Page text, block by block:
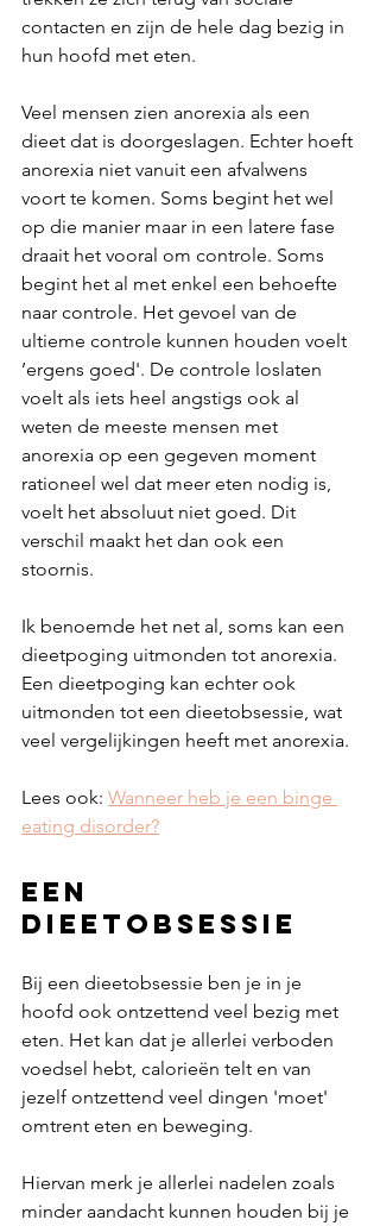
contacten en zijn de hele dag bezig in
hun hoofd met eten.
Veel mensen zien anorexia als een
dieet dat is doorgeslagen. Echter hoeft
anorexia niet vanuit een afvalwens
voort te komen. Soms begint het wel
op die manier maar in een latere fase
draait het vooral om controle. Soms
begint het al met enkel een behoefte
naar controle. Het gevoel van de
ultieme controle kunnen houden voelt
’ergens goed'. De controle loslaten
voelt als iets heel angstigs ook al
weten de meeste mensen met
anorexia op een gegeven moment
rationeel wel dat meer eten nodig is,
voelt het absoluut niet goed. Dit
verschil maakt het dan ook een
stoornis.
Ik benoemde het net al, soms kan een
dieetpoging uitmonden tot anorexia.
Een dieetpoging kan echter ook
uitmonden tot een dieetobsessie, wat
veel vergelijkingen heeft met anorexia.
Lees ook: Wanneer heb je een binge
eating disorder?
Een
dieetobsessie
Bij een dieetobsessie ben je in je
hoofd ook ontzettend veel bezig met
eten. Het kan dat je allerlei verboden
voedsel hebt, calorieën telt en van
jezelf ontzettend veel dingen 'moet'
omtrent eten en beweging.
Hiervan merk je allerlei nadelen zoals
minder aandacht kunnen houden bij je